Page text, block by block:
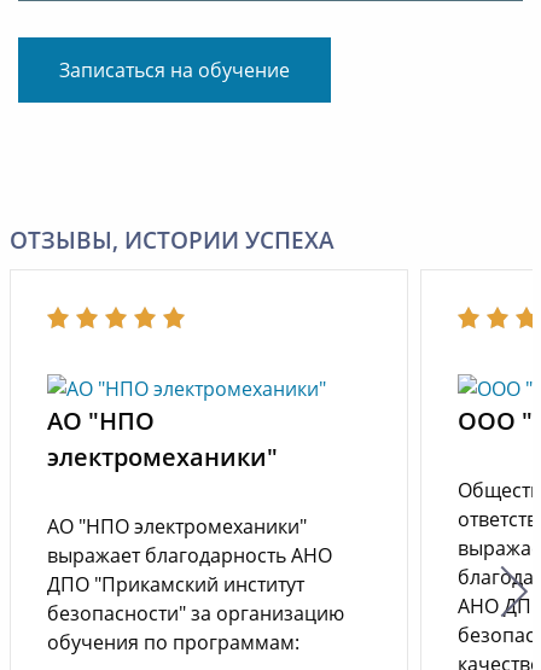
Записаться на обучение
ОТЗЫВЫ, ИСТОРИИ УСПЕХА
АО "НПО
электромеханики"
АО "НПО электромеханики"
выражает благодарность АНО
ДПО "Прикамский институт
безопасности" за организацию
обучения по программам:
ООО
АНО ДПО